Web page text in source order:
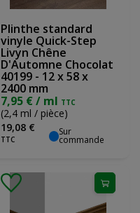
Plinthe standard
vinyle Quick-Step
Livyn Chêne
D'Automne Chocolat
40199 - 12 x 58 x
2400 mm
7,95 € / ml TTC
(2,4 ml / pièce)
19,08 €
TTC
Sur
commande